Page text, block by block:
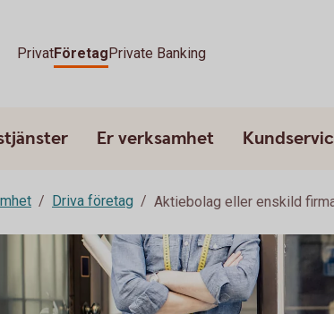
PrivatFöretagPrivate Banking
Er verksamhet
Driva företag Aktiebolag eller enskild